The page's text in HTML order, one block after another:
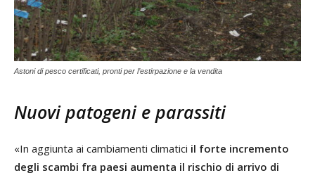
Astoni di pesco certificati, pronti per l’estirpazione e la vendita
Nuovi patogeni e parassiti
«In aggiunta ai cambiamenti climatici il forte incremento
degli scambi fra paesi aumenta il rischio di arrivo di